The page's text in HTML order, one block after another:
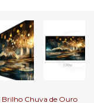
Chuva de Ouro